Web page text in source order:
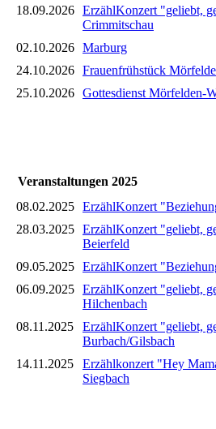
18.09.2026 ErzählKonzert "geliebt,
Crimmitschau
02.10.2026 Marburg
24.10.2026 Frauenfrühstück
25.10.2026 Gottesdienst Mörfelden-
Veranstaltungen 2025
08.02.2025 ErzählKonzert
28.03.2025 ErzählKonzert "geliebt,
Beierfeld
09.05.2025 ErzählKonzert
06.09.2025 ErzählKonzert "geliebt,
Hilchenbach
08.11.2025
ErzählKonzert "geliebt,
Burbach/Gilsbach
14.11.2025
Erzählkonzert "Hey
Siegbach